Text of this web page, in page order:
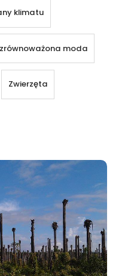
klimatu
zrównoważona moda
Zwierzęta